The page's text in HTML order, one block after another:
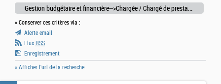
Gestion budgétaire et financière-->Chargée / Chargé de prestations financières
» Conserver ces critères via :
Alerte email
Flux RSS
Enregistrement
» Afficher l'url de la recherche